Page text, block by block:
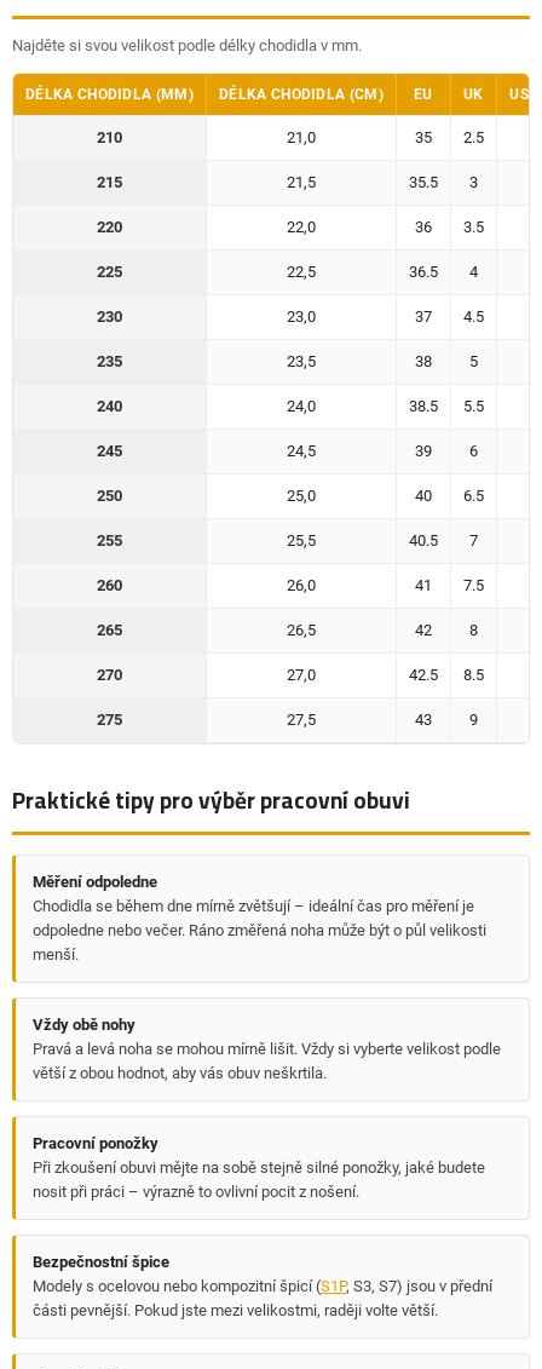
Najděte si svou velikost podle délky chodidla v mm.
DÉLKA CHODIDLA (MM) DÉLKA CHODIDLA (CM) EU UK US
210 21,0 35 2.5
215 21,5 35.5 3
220 22,0 36 3.5
225 22,5 36.5 4
230 23,0 37 4.5
235 23,5 38 5
240 24,0 38.5 5.5
245 24,5 39 6
250 25,0 40 6.5
255 25,5 40.5 7
260 26,0 41 7.5
265 26,5 42 8
270 27,0 42.5 8.5
275 27,5 43 9
Praktické tipy pro výběr pracovní obuvi
Měření odpoledne
Chodidla se během dne mírně zvětšují – ideální čas pro měření je
odpoledne nebo večer. Ráno změřená noha může být o půl velikosti
menší.
Vždy obě nohy
Pravá a levá noha se mohou mírně lišit. Vždy si vyberte velikost podle
větší z obou hodnot, aby vás obuv neškrtila.
Pracovní ponožky
Při zkoušení obuvi mějte na sobě stejně silné ponožky, jaké budete
nosit při práci – výrazně to ovlivní pocit z nošení.
Bezpečnostní špice
Modely s ocelovou nebo kompozitní špicí (S1P, S3, S7) jsou v přední
části pevnější. Pokud jste mezi velikostmi, raději volte větší.